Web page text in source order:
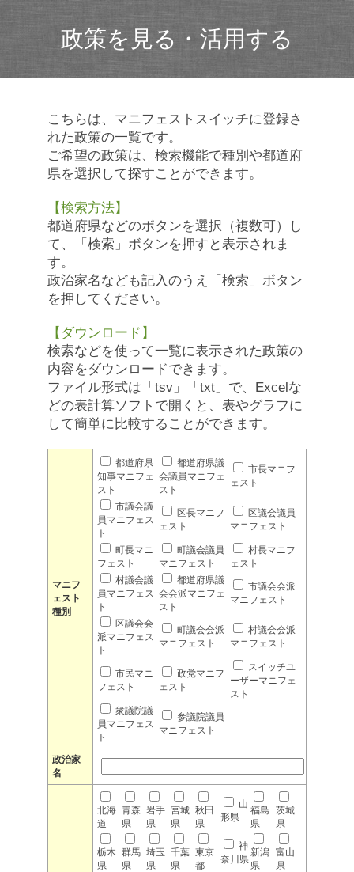
政策を見る・活用する
こちらは、マニフェストスイッチに登録さ
れた政策の一覧です。
ご希望の政策は、検索機能で種別や都道府
県を選択して探すことができます。
【検索方法】
都道府県などのボタンを選択（複数可）し
て、「検索」ボタンを押すと表示されま
す。
政治家名なども記入のうえ「検索」ボタン
を押してください。
【ダウンロード】
検索などを使って一覧に表示された政策の
内容をダウンロードできます。
ファイル形式は「tsv」「txt」で、Excelな
どの表計算ソフトで開くと、表やグラフに
して簡単に比較することができます。
マニフ
ェスト
種別
都道府県
知事マニフェ
スト
都道府県議
会議員マニフェ
スト
市長マニフ
ェスト
市議会議
員マニフェス
ト
区長マニフ
ェスト
区議会議員
マニフェスト
町長マニ
フェスト
町議会議員
マニフェスト
村長マニフ
ェスト
村議会議
員マニフェス
ト
都道府県議
会会派マニフェ
スト
市議会会派
マニフェスト
区議会会
派マニフェス
ト
町議会会派
マニフェスト
村議会会派
マニフェスト
市民マニ
フェスト
政党マニフ
ェスト
スイッチユ
ーザーマニフェ
スト
衆議院議
員マニフェス
ト
参議院議員
マニフェスト
政治家
名
北海
道
青森
県
岩手
県
宮城
県
秋田
県
山
形県
福島
県
茨城
県
栃木
県
群馬
県
埼玉
県
千葉
県
東京
都
神
奈川県
新潟
県
富山
県